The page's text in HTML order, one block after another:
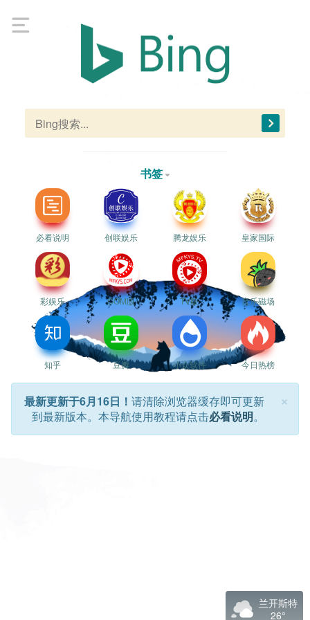
兰开斯特
26°
书签
必看说明 创联娱乐 腾龙娱乐 皇家国际
彩娱乐 COM版 TV版 音乐磁场
知乎 豆瓣 小众软件 今日热榜
×
最新更新于6月16日！ 请清除浏览器缓存即可更新
到最新版本。本导航使用教程请点击必看说明。